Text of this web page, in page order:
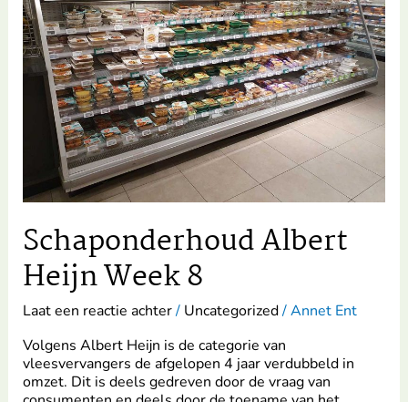
Schaponderhoud Albert
Heijn Week 8
Laat een reactie achter/ Uncategorized/Annet Ent
Volgens Albert Heijn is de categorie van
vleesvervangers de afgelopen 4 jaar verdubbeld in
omzet. Dit is deels gedreven door de vraag van
Heijn
Week
8